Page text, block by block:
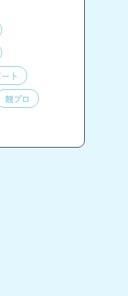
ト
競プロ